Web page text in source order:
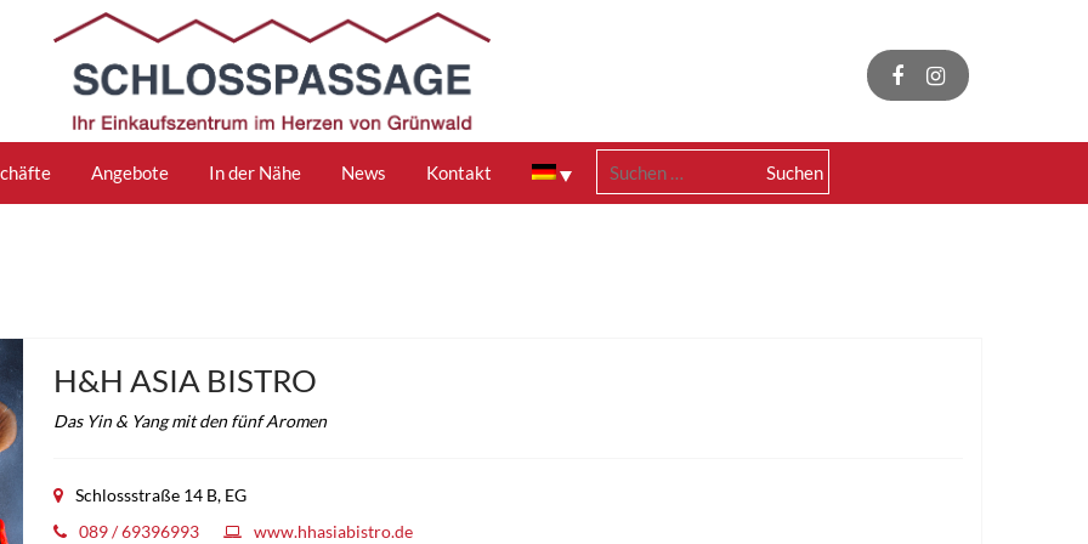
Angebote In der Nähe News Kontakt
Suchen
H&H ASIA BISTRO
Das Yin & Yang mit den fünf Aromen
Schlossstraße 14 B, EG
089 / 69396993
www.hhasiabistro.de